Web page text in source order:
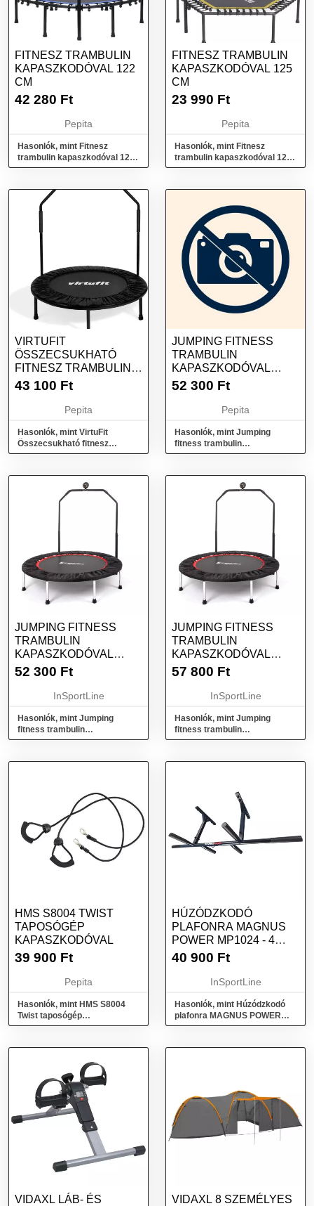
FITNESZ TRAMBULIN
KAPASZKODÓVAL 122
CM
42 280 Ft
Pepita
Hasonlók, mint Fitnesz
trambulin kapaszkodóval 122
cm
FITNESZ TRAMBULIN
KAPASZKODÓVAL 125
CM
23 990 Ft
Pepita
Hasonlók, mint Fitnesz
trambulin kapaszkodóval 125
cm
VIRTUFIT
ÖSSZECSUKHATÓ
FITNESZ TRAMBULIN
KAPASZKODÓVAL -
43 100 Ft
Pepita
Hasonlók, mint VirtuFit
Összecsukható fitnesz
trambulin kapaszkodóval -
JUMPING FITNESS
TRAMBULIN
KAPASZKODÓVAL
INSPORTLINE PROFI
52 300 Ft
Pepita
Hasonlók, mint Jumping
fitness trambulin
kapaszkodóval inSPORTline
JUMPING FITNESS
TRAMBULIN
KAPASZKODÓVAL
INSPORTLINE PROFI
52 300 Ft
InSportLine
Hasonlók, mint Jumping
fitness trambulin
kapaszkodóval inSPORTline
JUMPING FITNESS
TRAMBULIN
KAPASZKODÓVAL
INSPORTLINE PROFI
57 800 Ft
InSportLine
Hasonlók, mint Jumping
fitness trambulin
kapaszkodóval inSPORTline
HMS S8004 TWIST
TAPOSÓGÉP
KAPASZKODÓVAL
39 900 Ft
Pepita
Hasonlók, mint HMS S8004
Twist taposógép
kapaszkodóval
HÚZÓDZKODÓ
PLAFONRA MAGNUS
POWER MP1024 - 4
KAPASZKODÓVAL
40 900 Ft
InSportLine
Hasonlók, mint Húzódzkodó
plafonra MAGNUS POWER
MP1024 - 4 kapaszkodóval
VIDAXL LÁB- ÉS
VIDAXL 8 SZEMÉLYES